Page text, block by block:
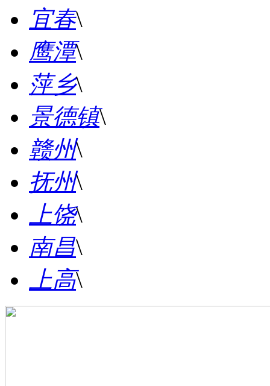
宜春\
鹰潭\
萍乡\
景德镇\
赣州\
抚州\
上饶\
南昌\
上高\